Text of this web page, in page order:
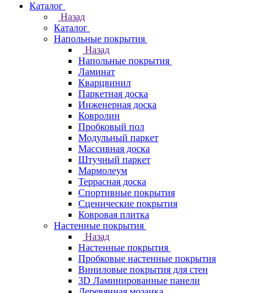
Каталог
Назад
Каталог
Напольные покрытия
Назад
Напольные покрытия
Ламинат
Кварцвинил
Паркетная доска
Инженерная доска
Ковролин
Пробковый пол
Модульный паркет
Массивная доска
Штучный паркет
Мармолеум
Террасная доска
Спортивные покрытия
Сценические покрытия
Ковровая плитка
Настенные покрытия
Назад
Настенные покрытия
Пробковые настенные покрытия
Виниловые покрытия для стен
3D Ламинированные панели